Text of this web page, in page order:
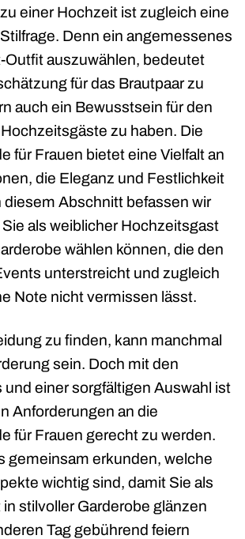
einer Hochzeit ist zugleich eine
Denn ein angemessenes
Outfit auszuwählen, bedeutet
für das Brautpaar zu
auch ein Bewusstsein für den
zu haben. Die
für Frauen bietet eine Vielfalt an
die Eleganz und Festlichkeit
diesem Abschnitt befassen wir
als weiblicher Hochzeitsgast
wählen können, die den
unterstreicht und zugleich
Note nicht vermissen lässt.
zu finden, kann manchmal
sein. Doch mit den
und einer sorgfältigen Auswahl ist
Anforderungen an die
für Frauen gerecht zu werden.
gemeinsam erkunden, welche
wichtig sind, damit Sie als
stilvoller Garderobe glänzen
Tag gebührend feiern